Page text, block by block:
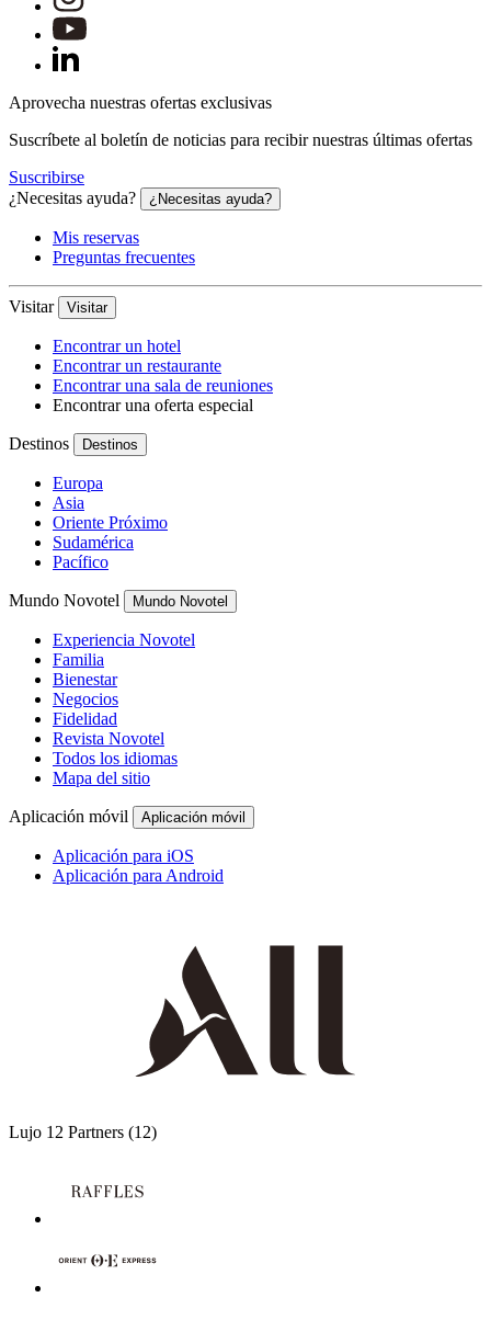
Aprovecha nuestras ofertas exclusivas
Suscríbete al boletín de noticias para recibir nuestras últimas ofertas
Suscribirse
¿Necesitas ayuda?
¿Necesitas ayuda?
Mis reservas
Preguntas frecuentes
Visitar Visitar
Encontrar un hotel
Encontrar un restaurante
Encontrar una sala de reuniones
Encontrar una oferta especial
Destinos Destinos
Europa
Asia
Oriente Próximo
Sudamérica
Pacífico
Mundo Novotel Mundo Novotel
Experiencia Novotel
Familia
Bienestar
Negocios
Fidelidad
Revista Novotel
Todos los idiomas
Mapa del sitio
Aplicación móvil Aplicación móvil
Aplicación para iOS
Aplicación para Android
Lujo 12 Partners (12)